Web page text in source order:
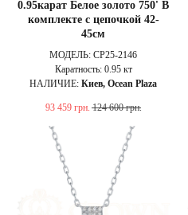
0.95карат Белое золото 750' В
комплекте с цепочкой 42-
45см
МОДЕЛЬ: CP25-2146
Каратность: 0.95 кт
НАЛИЧИЕ: Киев, Ocean Plaza
93 459 грн. 124 600 грн.